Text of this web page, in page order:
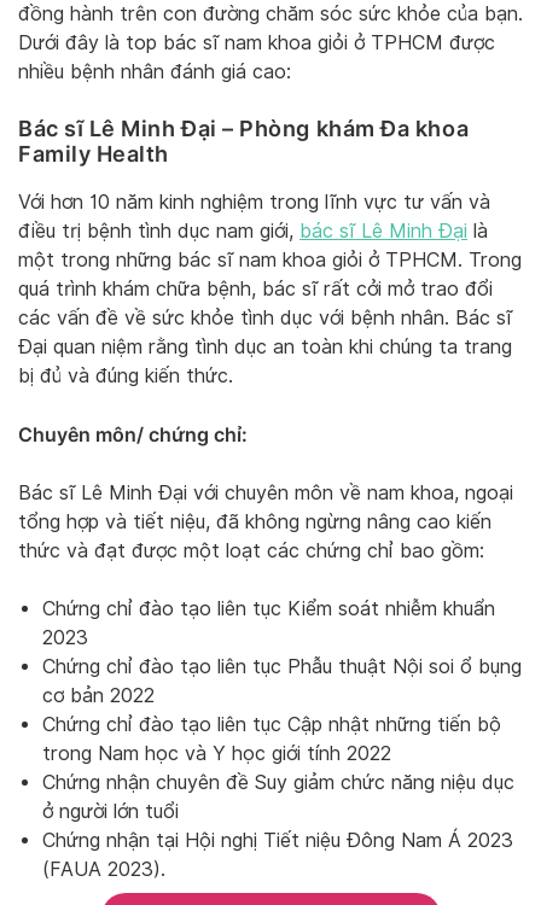
đồng hành trên con đường chăm sóc sức khỏe của bạn.
Dưới đây là top bác sĩ nam khoa giỏi ở TPHCM được
nhiều bệnh nhân đánh giá cao:
Bác sĩ Lê Minh Đại – Phòng khám Đa khoa
Family Health
Với hơn 10 năm kinh nghiệm trong lĩnh vực tư vấn và
điều trị bệnh tình dục nam giới, bác sĩ Lê Minh Đại là
một trong những bác sĩ nam khoa giỏi ở TPHCM. Trong
quá trình khám chữa bệnh, bác sĩ rất cởi mở trao đổi
các vấn đề về sức khỏe tình dục với bệnh nhân. Bác sĩ
Đại quan niệm rằng tình dục an toàn khi chúng ta trang
bị đủ và đúng kiến thức.
Chuyên môn/ chứng chỉ:
Bác sĩ Lê Minh Đại với chuyên môn về nam khoa, ngoại
tổng hợp và tiết niệu, đã không ngừng nâng cao kiến
thức và đạt được một loạt các chứng chỉ bao gồm:
Chứng chỉ đào tạo liên tục Kiểm soát nhiễm khuẩn
2023
Chứng chỉ đào tạo liên tục Phẫu thuật Nội soi ổ bụng
cơ bản 2022
Chứng chỉ đào tạo liên tục Cập nhật những tiến bộ
trong Nam học và Y học giới tính 2022
Chứng nhận chuyên đề Suy giảm chức năng niệu dục
ở người lớn tuổi
Chứng nhận tại Hội nghị Tiết niệu Đông Nam Á 2023
(FAUA 2023).